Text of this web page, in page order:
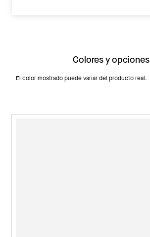
Colores y opciones
El color mostrado puede variar del producto real.